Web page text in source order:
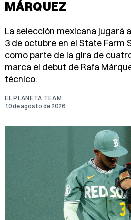
MÁRQUEZ
La selección mexicana jugará
3 de octubre en el State Farm
como parte de la gira de
marca el debut de Rafa
técnico.
EL PLANETA TEAM
10 de agosto de 2026